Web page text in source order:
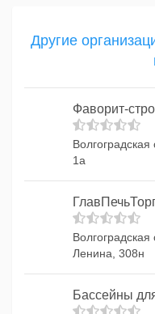
Другие
Фаворит-
1а
Ленина, 308н
Бассейны